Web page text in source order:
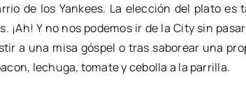
de los Yankees. La elección del plato es
¡Ah! Y no nos podemos ir de la City sin
a una misa góspel o tras saborear una
lechuga, tomate y cebolla a la parrilla.